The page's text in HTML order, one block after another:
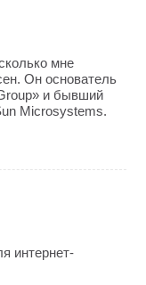
мне
Он основатель
и бывший
Microsystems.
интернет-